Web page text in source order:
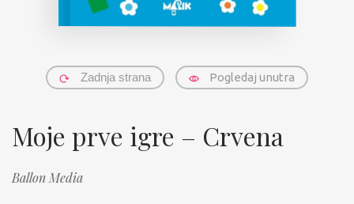
Zadnja strana Pogledaj unutra
Moje prve igre – Crvena
Ballon Media